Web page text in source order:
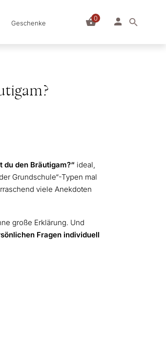
Geschenke
0
du den Bräutigam?“ ideal,
Grundschule“-Typen mal
viele Anekdoten
große Erklärung. Und
Fragen individuell